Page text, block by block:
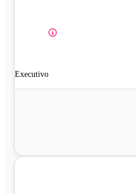
Executivo